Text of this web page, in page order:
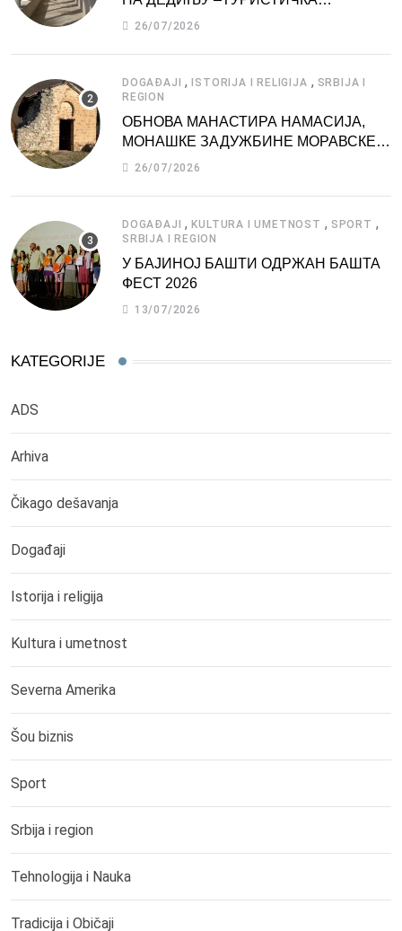
АТРАКЦИЈА
26/07/2026
DOGAĐAJI , ISTORIJA I RELIGIJA , SRBIJA I
REGION
ОБНОВА МАНАСТИРА НАМАСИЈА,
МОНАШКЕ ЗАДУЖБИНЕ МОРАВСКЕ
СРБИЈЕ
26/07/2026
DOGAĐAJI ,KULTURA I UMETNOST , SPORT ,
SRBIJA I REGION
У БАЈИНОЈ БАШТИ ОДРЖАН БАШТА
ФЕСТ 2026
13/07/2026
KATEGORIJE
ADS
Arhiva
Čikago dešavanja
Događaji
Istorija i religija
Kultura i umetnost
Severna Amerika
Šou biznis
Sport
Srbija i region
Tehnologija i Nauka
Tradicija i Običaji